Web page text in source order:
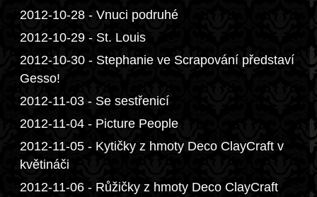
2012-10-28 - Vnuci podruhé
2012-10-29 - St. Louis
2012-10-30 - Stephanie ve Scrapování představí
Gesso!
2012-11-03 - Se sestřenicí
2012-11-04 - Picture People
2012-11-05 - Kytičky z hmoty Deco ClayCraft v
květináči
2012-11-06 - Růžičky z hmoty Deco ClayCraft